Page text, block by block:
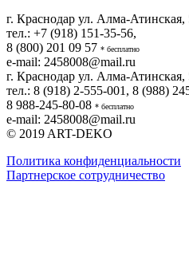
г. Краснодар ул. Алма-
тел.: +7 (918) 151-35-56,
8 (800) 201 09 57 * бесплатно
e-mail: 2458008@mail.ru
г. Краснодар ул. Алма-
тел.: 8 (918) 2-555-001 , 8 (988)
8 988-245-80-08 * бесплатно
e-mail: 2458008@mail.ru
© 2019 ART-DEKO
Политика конфиденциальности
Партнерское сотрудничество